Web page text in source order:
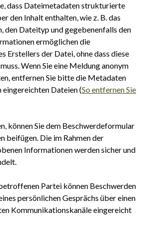
dass Dateimetadaten strukturierte
den Inhalt enthalten, wie z. B. das
den Dateityp und gegebenenfalls den
ermöglichen die
Erstellers der Datei, ohne dass diese
Wenn Sie eine Meldung anonym
entfernen Sie bitte die Metadaten
eingereichten Dateien (So entfernen Sie
können Sie dem Beschwerdeformular
beifügen. Die im Rahmen der
Informationen werden sicher und
Partei können Beschwerden
persönlichen Gesprächs über einen
Kommunikationskanäle eingereicht